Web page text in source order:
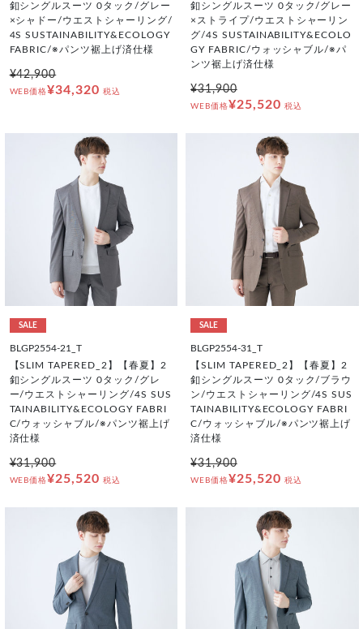
釦シングルスーツ 0タック/グレー
×シャドー/ウエストシャーリング/
4S SUSTAINABILITY&ECOLOGY
FABRIC/※パンツ裾上げ済仕様
¥42,900
WEB価格¥34,320 税込
釦シングルスーツ 0タック/グレー
×ストライプ/ウエストシャーリン
グ/4S SUSTAINABILITY&ECOLO
GY FABRIC/ウォッシャブル/※パ
ンツ裾上げ済仕様
¥31,900
WEB価格¥25,520 税込
SALE
BLGP2554-21_T
【SLIM TAPERED_2】【春夏】2
釦シングルスーツ 0タック/グレ
ー/ウエストシャーリング/4S SUS
TAINABILITY&ECOLOGY FABRI
C/ウォッシャブル/※パンツ裾上げ
済仕様
¥31,900
WEB価格¥25,520 税込
SALE
BLGP2554-31_T
【SLIM TAPERED_2】【春夏】2
釦シングルスーツ 0タック/ブラウ
ン/ウエストシャーリング/4S SUS
TAINABILITY&ECOLOGY FABRI
C/ウォッシャブル/※パンツ裾上げ
済仕様
¥31,900
WEB価格¥25,520 税込